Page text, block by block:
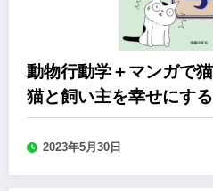
動物行動学＋マンガで
猫と飼い主を幸せにする
2023年5月30日